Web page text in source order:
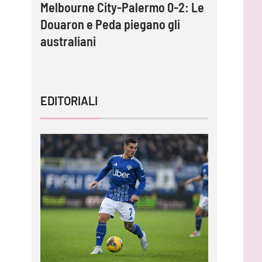
Melbourne City-Palermo 0-2: Le
Douaron e Peda piegano gli
australiani
EDITORIALI